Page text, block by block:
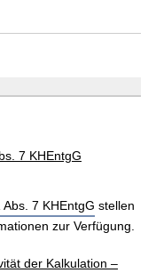
7 KHEntgG
7 KHEntgG stellen
zur Verfügung.
der Kalkulation –